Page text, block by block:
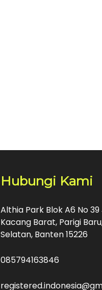
Hubungi Kami
Althia Park Blok A6 No
Kacang Barat, Parigi
Selatan, Banten 15226
085794163846